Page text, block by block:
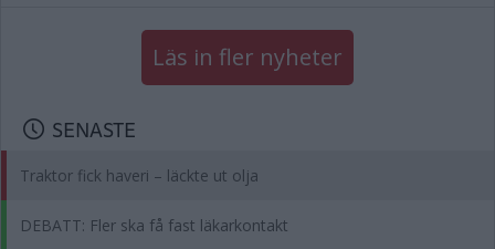
Läs in fler nyheter
SENASTE
Traktor fick haveri – läckte ut olja
DEBATT: Fler ska få fast läkarkontakt